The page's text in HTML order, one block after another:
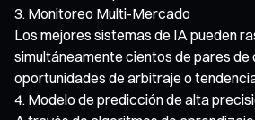
Monitoreo Multi-Mercado
Los mejores sistemas de IA pueden
simultáneamente cientos de pares de
oportunidades de arbitraje o
Modelo de predicción de alta